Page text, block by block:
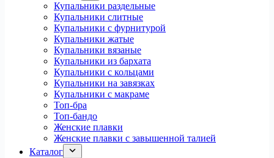
Купальники раздельные
Купальники слитные
Купальники с фурнитурой
Купальники жатые
Купальники вязаные
Купальники из бархата
Купальники с кольцами
Купальники на завязках
Купальники с макраме
Топ-бра
Топ-бандо
Женские плавки
Женские плавки с завышенной талией
Каталог